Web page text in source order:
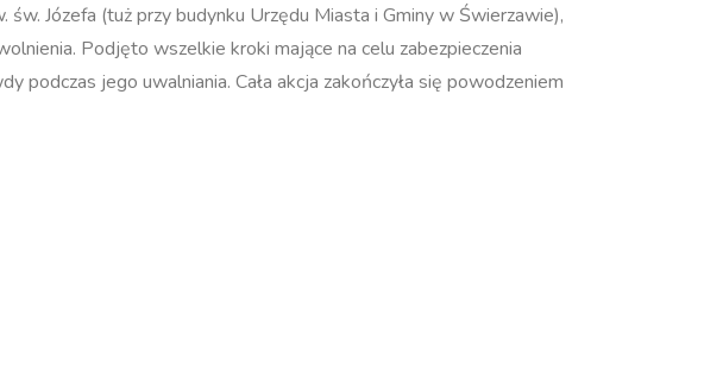
św. Józefa (tuż przy budynku Urzędu Miasta i Gminy w Świerzawie),
Podjęto wszelkie kroki mające na celu zabezpieczenia
jego uwalniania. Cała akcja zakończyła się powodzeniem